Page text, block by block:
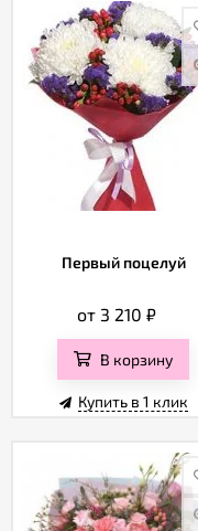
Первый поцелуй
от 3 210₽
В корзину
Купить в 1 клик